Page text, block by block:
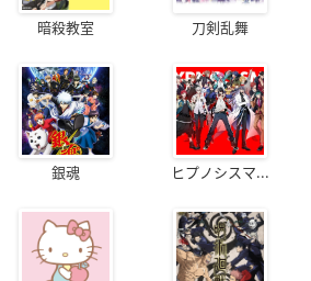
暗殺教室 刀剣乱舞
銀魂 ヒプノシスマ...